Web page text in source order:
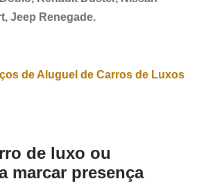
Jeep Renegade.
de Aluguel de Carros de Luxos
de luxo ou
marcar presença